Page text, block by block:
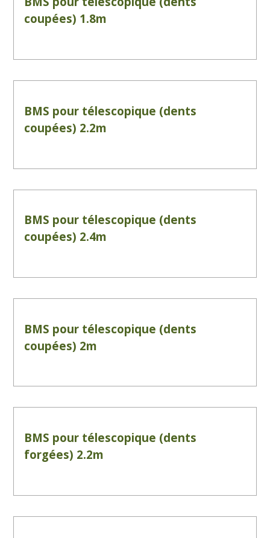
coupées) 1.8m
BMS pour télescopique (dents
coupées) 2.2m
BMS pour télescopique (dents
coupées) 2.4m
BMS pour télescopique (dents
coupées) 2m
BMS pour télescopique (dents
forgées) 2.2m